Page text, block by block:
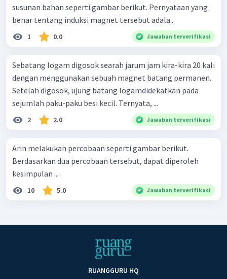
susunan bahan seperti gambar berikut. Pernyataan yang
benar tentang induksi magnet tersebut adala...
1 0.0 Jawaban terverifikasi
Sebatang logam digosok searah jarum jam kira-kira 20 kali
dengan menggunakan sebuah magnet batang permanen.
Setelah digosok, ujung batang logamdidekatkan pada
sejumlah paku-paku besi kecil. Ternyata, ...
2 2.0 Jawaban terverifikasi
Arin melakukan percobaan seperti gambar berikut.
Berdasarkan dua percobaan tersebut, dapat diperoleh
kesimpulan ...
10 5.0 Jawaban terverifikasi
RUANGGURU HQ